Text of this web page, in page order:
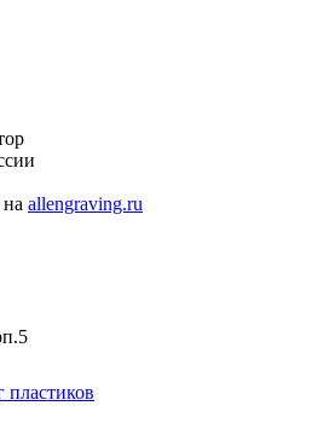
allengraving.ru
пластиков